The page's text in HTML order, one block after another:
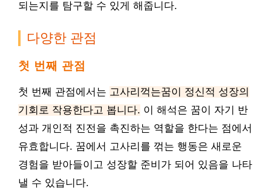
되는지를 탐구할 수 있게 해줍니다.
다양한 관점
첫 번째 관점
첫 번째 관점에서는 고사리꺽는꿈이 정신적 성장의
기회로 작용한다고 봅니다. 이 해석은 꿈이 자기 반
성과 개인적 진전을 촉진하는 역할을 한다는 점에서
유효합니다. 꿈에서 고사리를 꺾는 행동은 새로운
경험을 받아들이고 성장할 준비가 되어 있음을 나타
낼 수 있습니다.